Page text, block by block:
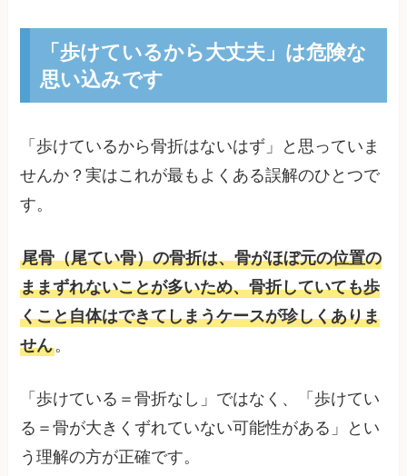
「歩けているから大丈夫」は危険な
思い込みです
「歩けているから骨折はないはず」と思っていま
せんか？実はこれが最もよくある誤解のひとつで
す。
尾骨（尾てい骨）の骨折は、骨がほぼ元の位置の
ままずれないことが多いため、骨折していても歩
くこと自体はできてしまうケースが珍しくありま
せん。
「歩けている＝骨折なし」ではなく、「歩けてい
る＝骨が大きくずれていない可能性がある」とい
う理解の方が正確です。